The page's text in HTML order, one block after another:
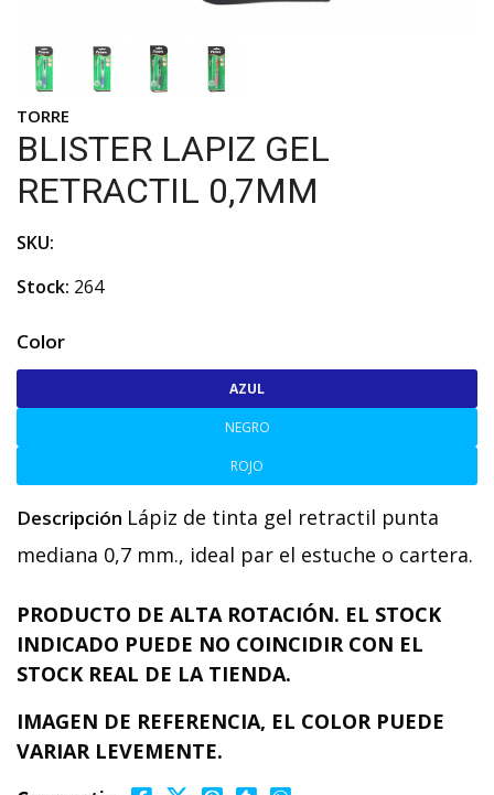
TORRE
BLISTER LAPIZ GEL
RETRACTIL 0,7MM
SKU:
Stock: 264
Color
AZUL
NEGRO
ROJO
Descripción Lápiz de tinta gel retractil punta
mediana 0,7 mm., ideal par el estuche o cartera.
PRODUCTO DE ALTA ROTACIÓN. EL STOCK
INDICADO PUEDE NO COINCIDIR CON EL
STOCK REAL DE LA TIENDA.
IMAGEN DE REFERENCIA, EL COLOR PUEDE
VARIAR LEVEMENTE.